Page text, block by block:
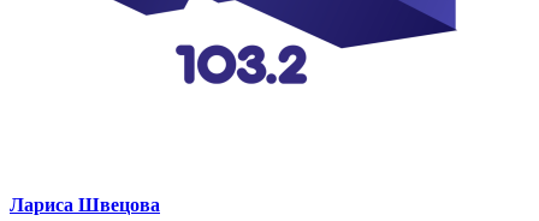
Лариса Швецова